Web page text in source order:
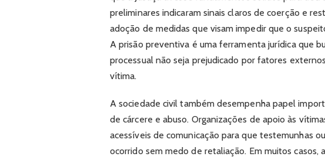
preliminares indicaram sinais claros de coerção e
adoção de medidas que visam impedir que o
A prisão preventiva é uma ferramenta jurídica que
processual não seja prejudicado por fatores
vítima.
A sociedade civil também desempenha papel
de cárcere e abuso. Organizações de apoio às
acessíveis de comunicação para que testemunhas
ocorrido sem medo de retaliação. Em muitos casos,